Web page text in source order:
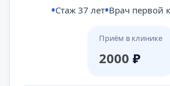
Стаж 37 лет Врач первой
Приём в клинике
2000 ₽